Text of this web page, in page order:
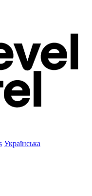
Українська